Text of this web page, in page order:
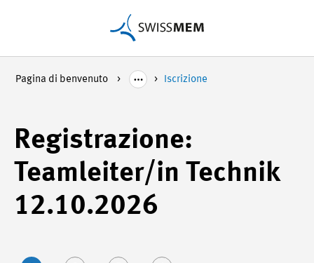
Pagina di benvenuto Iscrizione
Registrazione:
Teamleiter/in Technik
12.10.2026